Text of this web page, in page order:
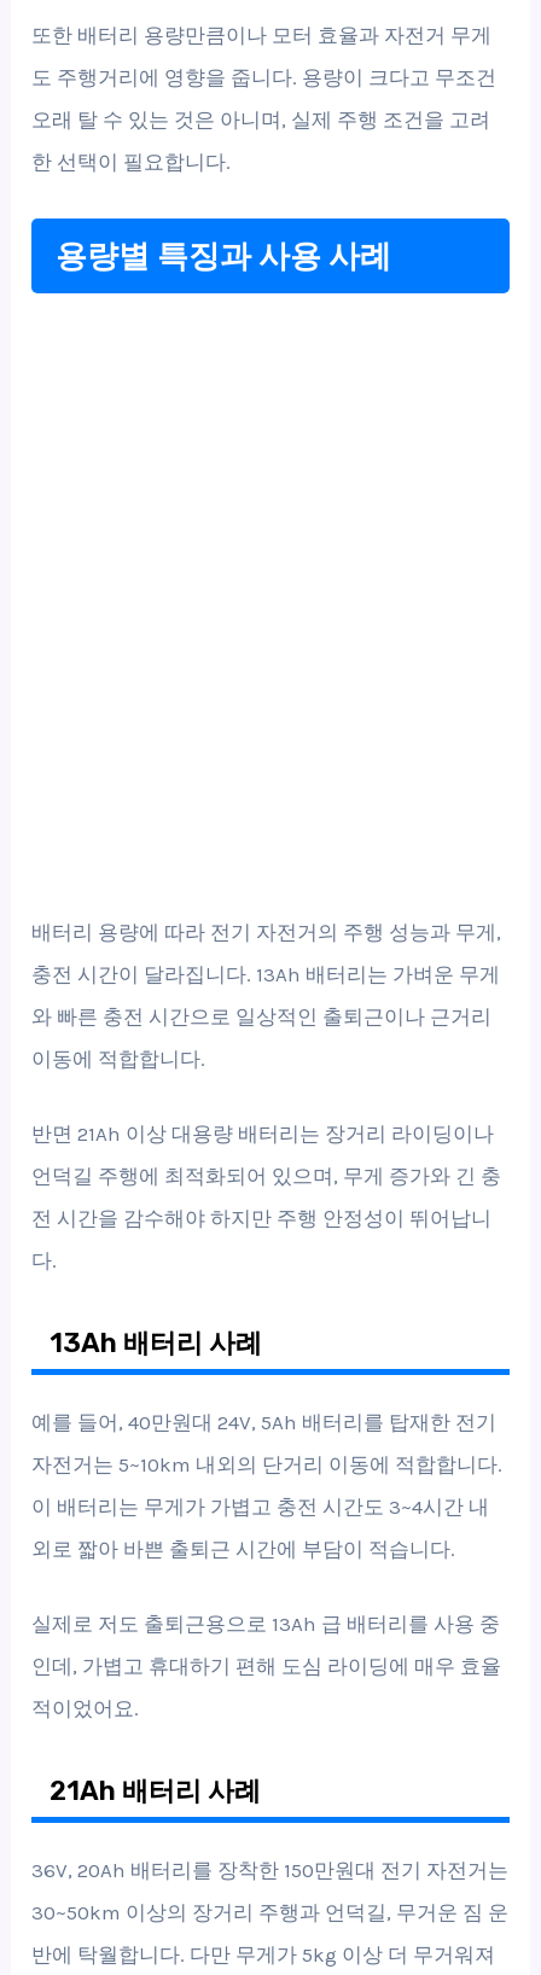
또한 배터리 용량만큼이나 모터 효율과 자전거 무게
도 주행거리에 영향을 줍니다. 용량이 크다고 무조건
오래 탈 수 있는 것은 아니며, 실제 주행 조건을 고려
한 선택이 필요합니다.
용량별 특징과 사용 사례
배터리 용량에 따라 전기 자전거의 주행 성능과 무게,
충전 시간이 달라집니다. 13Ah 배터리는 가벼운 무게
와 빠른 충전 시간으로 일상적인 출퇴근이나 근거리
이동에 적합합니다.
반면 21Ah 이상 대용량 배터리는 장거리 라이딩이나
언덕길 주행에 최적화되어 있으며, 무게 증가와 긴 충
전 시간을 감수해야 하지만 주행 안정성이 뛰어납니
다.
13Ah 배터리 사례
예를 들어, 40만원대 24V, 5Ah 배터리를 탑재한 전기
자전거는 5~10km 내외의 단거리 이동에 적합합니다.
이 배터리는 무게가 가볍고 충전 시간도 3~4시간 내
외로 짧아 바쁜 출퇴근 시간에 부담이 적습니다.
실제로 저도 출퇴근용으로 13Ah 급 배터리를 사용 중
인데, 가볍고 휴대하기 편해 도심 라이딩에 매우 효율
적이었어요.
21Ah 배터리 사례
36V, 20Ah 배터리를 장착한 150만원대 전기 자전거는
30~50km 이상의 장거리 주행과 언덕길, 무거운 짐 운
반에 탁월합니다. 다만 무게가 5kg 이상 더 무거워져